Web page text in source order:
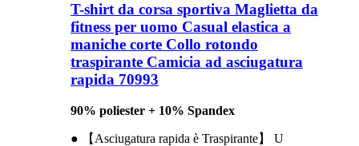
T-shirt da corsa sportiva Maglietta da
fitness per uomo Casual elastica a
maniche corte Collo rotondo
traspirante Camicia ad asciugatura
rapida 70993
90% poliester + 10% Spandex
● 【Asciugatura rapida è Traspirante】 U